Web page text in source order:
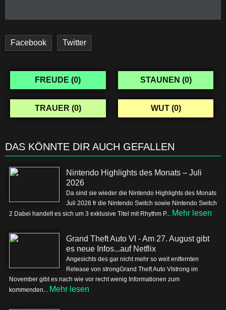
Facebook Twitter
FREUDE (0) STAUNEN (0)
TRAUER (0) WUT (0)
DAS KÖNNTE DIR AUCH GEFALLEN
Nintendo Highlights des Monats – Juli
2026
Da sind sie wieder die Nintendo Highlights des Monats
Juli 2026 fr die Nintendo Switch sowie Nintendo Switch
2 Dabei handelt es sich um 3 exklusive Titel mit Rhythm P... Mehr lesen
Grand Theft Auto VI - Am 27. August gibt
es neue Infos...auf Netflix
Angesichts des gar nicht mehr so weit entfernten
Release von strongGrand Theft Auto VIstrong im
November gibt es nach wie vor recht wenig Informationen zum
kommenden... Mehr lesen